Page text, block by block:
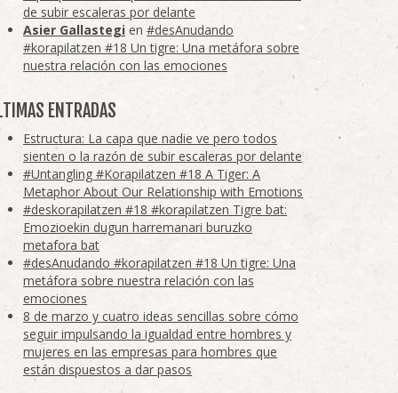
de subir escaleras por delante
Asier Gallastegi en #desAnudando
#korapilatzen #18 Un tigre: Una metáfora sobre
nuestra relación con las emociones
ENTRADAS
Estructura: La capa que nadie ve pero todos
sienten o la razón de subir escaleras por delante
#Untangling #Korapilatzen #18 A Tiger: A
Metaphor About Our Relationship with Emotions
#deskorapilatzen #18 #korapilatzen Tigre bat:
Emozioekin dugun harremanari buruzko
metafora bat
#desAnudando #korapilatzen #18 Un tigre: Una
metáfora sobre nuestra relación con las
emociones
8 de marzo y cuatro ideas sencillas sobre cómo
seguir impulsando la igualdad entre hombres y
mujeres en las empresas para hombres que
están dispuestos a dar pasos